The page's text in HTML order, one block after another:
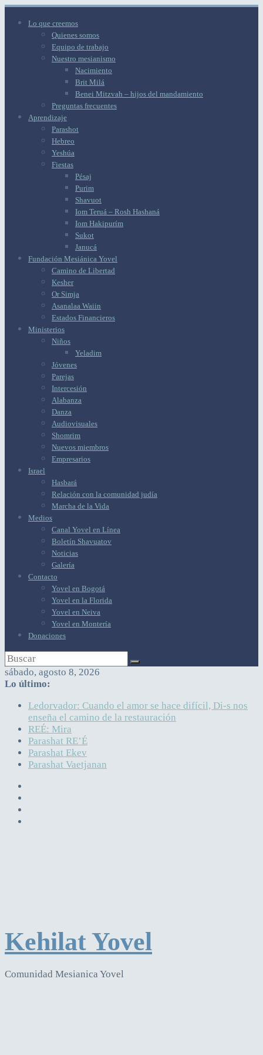
Lo que creemos
Quienes somos
Equipo de trabajo
Nuestro mesianismo
Nacimiento
Brit Milá
Benei Mitzvah – hijos del mandamiento
Preguntas frecuentes
Aprendizaje
Parashot
Hebreo
Yeshúa
Fiestas
Pésaj
Purim
Shavuot
Iom Teruá – Rosh Hashaná
Iom Hakipurím
Sukot
Janucá
Fundación Mesiánica Yovel
Camino de Libertad
Kesher
Or Simja
Asanalaa Waiin
Estados Financieros
Ministerios
Niños
Yeladim
Jóvenes
Parejas
Intercesión
Alabanza
Danza
Audiovisuales
Shomrim
Nuevos miembros
Empresarios
Israel
Hasbará
Relación con la comunidad judía
Marcha de la Vida
Medios
Canal Yovel en Línea
Boletín Shavuatov
Noticias
Galería
Contacto
Yovel en Bogotá
Yovel en la Florida
Yovel en Neiva
Yovel en Montería
Donaciones
sábado, agosto 8, 2026
Lo último:
Ledorvador: Cuando el amor se hace difícil, Di-s nos
enseña el camino de la restauración
REÉ: Mira
Parashat RE’É
Parashat Ekev
Parashat Vaetjanan
Kehilat Yovel
Comunidad Mesianica Yovel